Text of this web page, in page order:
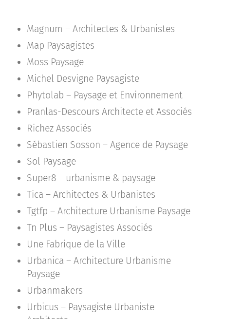
Magnum – Architectes & Urbanistes
Map Paysagistes
Moss Paysage
Michel Desvigne Paysagiste
Phytolab – Paysage et Environnement
Pranlas-Descours Architecte et Associés
Richez Associés
Sébastien Sosson – Agence de Paysage
Sol Paysage
Super8 – urbanisme & paysage
Tica – Architectes & Urbanistes
Tgtfp – Architecture Urbanisme Paysage
Tn Plus – Paysagistes Associés
Une Fabrique de la Ville
Urbanica – Architecture Urbanisme
Paysage
Urbanmakers
Urbicus – Paysagiste Urbaniste